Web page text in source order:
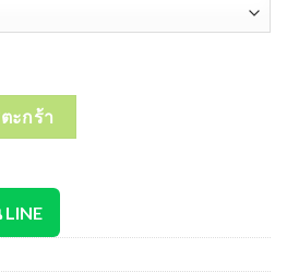
Coloring Book สมุดภาพระบายสี
ะกร้า